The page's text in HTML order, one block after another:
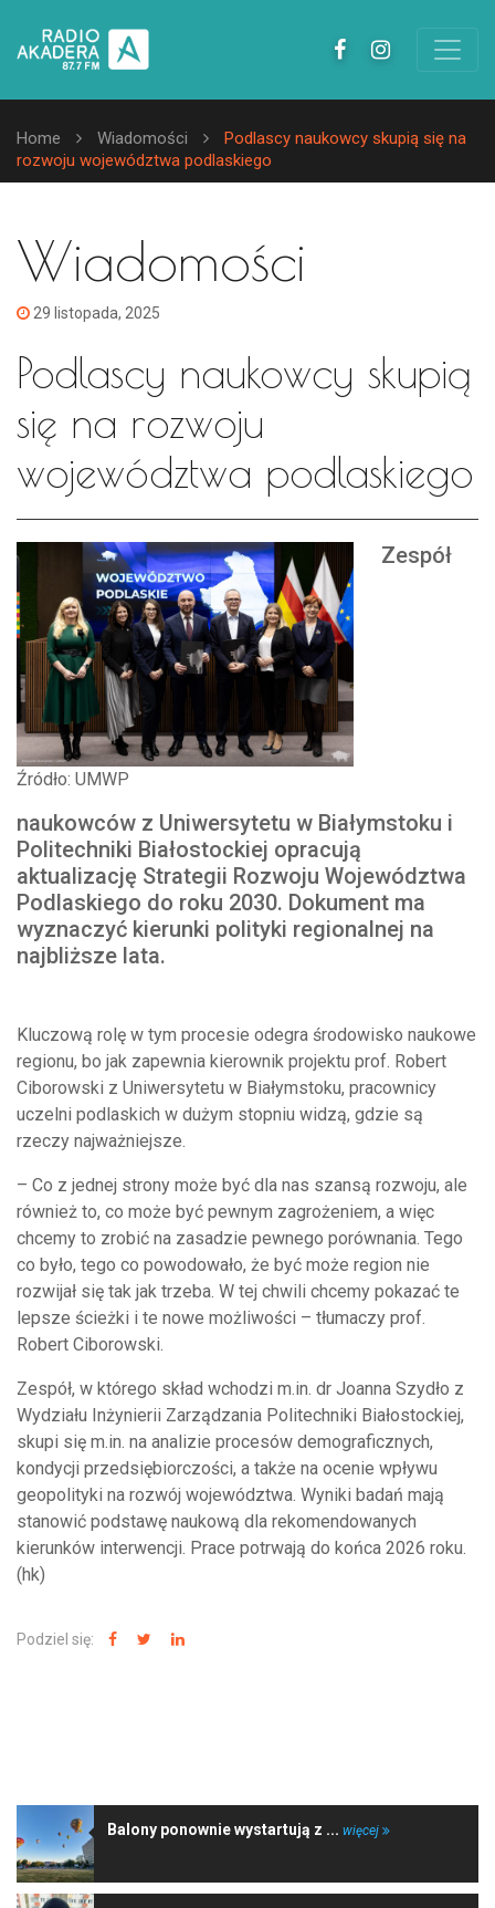
Home Wiadomości
Podlascy naukowcy skupią się na
rozwoju województwa podlaskiego
Wiadomości
29 listopada, 2025
Podlascy naukowcy skupią
się na rozwoju
województwa podlaskiego
Źródło: UMWP
Zespół
naukowców z Uniwersytetu w Białymstoku i
Politechniki Białostockiej opracują
aktualizację Strategii Rozwoju Województwa
Podlaskiego do roku 2030. Dokument ma
wyznaczyć kierunki polityki regionalnej na
najbliższe lata.
Kluczową rolę w tym procesie odegra środowisko naukowe
regionu, bo jak zapewnia kierownik projektu prof. Robert
Ciborowski z Uniwersytetu w Białymstoku, pracownicy
uczelni podlaskich w dużym stopniu widzą, gdzie są
rzeczy najważniejsze.
– Co z jednej strony może być dla nas szansą rozwoju, ale
również to, co może być pewnym zagrożeniem, a więc
chcemy to zrobić na zasadzie pewnego porównania. Tego
co było, tego co powodowało, że być może region nie
rozwijał się tak jak trzeba. W tej chwili chcemy pokazać te
lepsze ścieżki i te nowe możliwości – tłumaczy prof.
Robert Ciborowski.
Zespół, w którego skład wchodzi m.in. dr Joanna Szydło z
Wydziału Inżynierii Zarządzania Politechniki Białostockiej,
skupi się m.in. na analizie procesów demograficznych,
kondycji przedsiębiorczości, a także na ocenie wpływu
geopolityki na rozwój województwa. Wyniki badań mają
stanowić podstawę naukową dla rekomendowanych
kierunków interwencji. Prace potrwają do końca 2026 roku.
(hk)
Podziel się:
Balony ponownie wystartują z ... więcej